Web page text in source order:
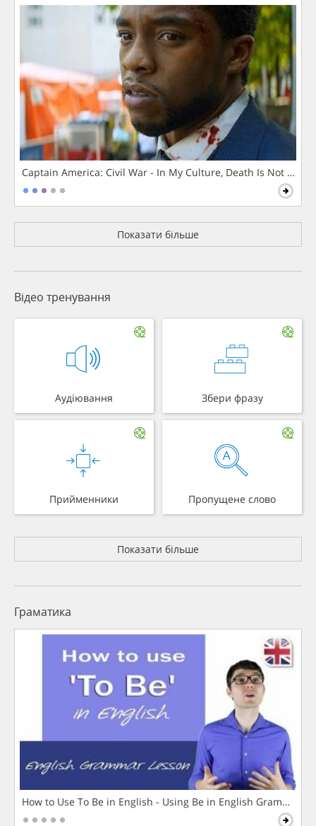
Captain America: Civil War - In My Culture, Death Is Not The
Показати більше
Відео тренування
Аудіювання Збери фразу
Прийменники Пропущене слово
Показати більше
Граматика
How to Use To Be in English - Using Be in English Grammar